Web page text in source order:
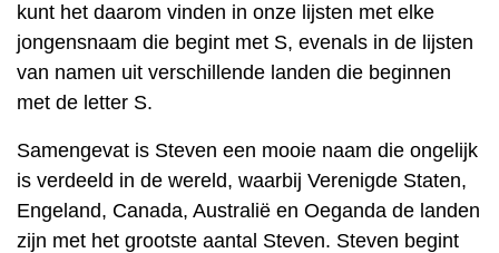
kunt het daarom vinden in onze lijsten met elke
jongensnaam die begint met S, evenals in de lijsten
van namen uit verschillende landen die beginnen
met de letter S.
Samengevat is Steven een mooie naam die ongelijk
is verdeeld in de wereld, waarbij Verenigde Staten,
Engeland, Canada, Australië en Oeganda de landen
zijn met het grootste aantal Steven. Steven begint